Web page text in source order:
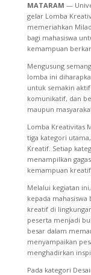
MATARAM —
gelar Lomba
memeriahkan
bagi mahasiswa
kemampuan
Mengusung
lomba ini
untuk semakin
komunikatif, dan
maupun
Lomba Kreativitas
tiga kategori
Kreatif. Setiap
menampilkan
kemampuan
Melalui kegiatan
kepada
kreatif di
peserta menjadi
besar dalam
menyampaikan
menghadirkan
Pada kategori